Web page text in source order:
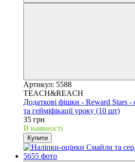
Артикул: 5588
TEACH&REACH
Додаткові фішки - Reward Stars
та гейміфікації уроку (10 шт)
35 грн
В наявності
Купити